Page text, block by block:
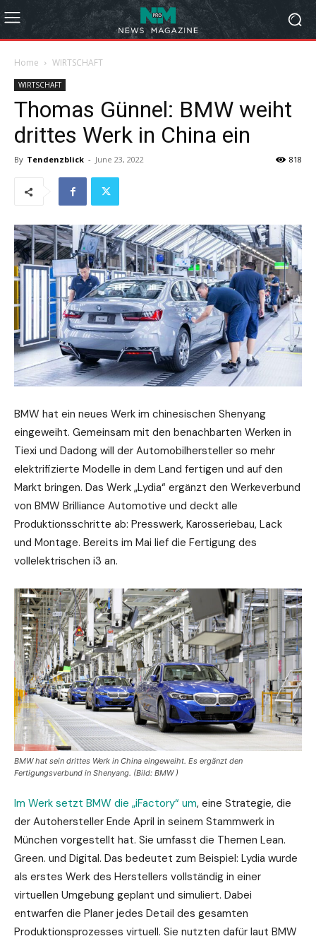
Home WIRTSCHAFT
WIRTSCHAFT
Thomas Günnel: BMW weiht
drittes Werk in China ein
By Tendenzblick - June 23, 2022 818
BMW hat ein neues Werk im chinesischen Shenyang
eingeweiht. Gemeinsam mit den benachbarten Werken in
Tiexi und Dadong will der Automobilhersteller so mehr
elektrifizierte Modelle in dem Land fertigen und auf den
Markt bringen. Das Werk „Lydia“ ergänzt den Werkeverbund
von BMW Brilliance Automotive und deckt alle
Produktionsschritte ab: Presswerk, Karosseriebau, Lack
und Montage. Bereits im Mai lief die Fertigung des
vollelektrischen i3 an.
BMW hat sein drittes Werk in China eingeweiht. Es ergänzt den
Fertigungsverbund in Shenyang. (Bild: BMW )
Im Werk setzt BMW die „iFactory“ um, eine Strategie, die
der Autohersteller Ende April in seinem Stammwerk in
München vorgestellt hat. Sie umfasst die Themen Lean.
Green. und Digital. Das bedeutet zum Beispiel: Lydia wurde
als erstes Werk des Herstellers vollständig in einer
virtuellen Umgebung geplant und simuliert. Dabei
entwarfen die Planer jedes Detail des gesamten
Produktionsprozesses virtuell. Sie nutzten dafür laut BMW